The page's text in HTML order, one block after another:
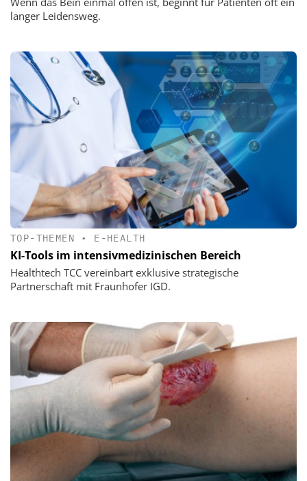
langer Leidensweg.
TOP-THEMEN • E-HEALTH
KI-Tools im intensivmedizinischen Bereich
Healthtech TCC vereinbart exklusive strategische
Partnerschaft mit Fraunhofer IGD.